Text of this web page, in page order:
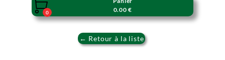

0
0.00 €
← Retour à la liste